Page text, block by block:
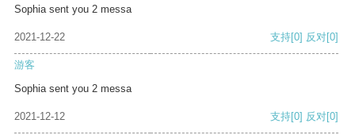
Sophia sent you 2 messa
2021-12-22 支持[0] 反对[0]
游客
Sophia sent you 2 messa
2021-12-12 支持[0] 反对[0]